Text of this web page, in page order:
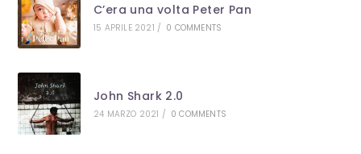
C’era una volta Peter Pan
15 APRILE 2021 / 0 COMMENTS
John Shark 2.0
24 MARZO 2021 / 0 COMMENTS